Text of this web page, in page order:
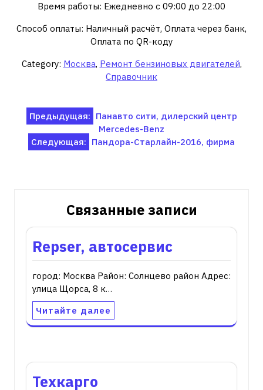
Время работы: Ежедневно с 09:00 до 22:00
Способ оплаты: Наличный расчёт, Оплата через банк,
Оплата по QR-коду
Category: Москва, Ремонт бензиновых двигателей,
Справочник
Навигация
по
записям
Предыдущая: Панавто сити, дилерский центр
Mercedes-Benz
Следующая: Пандора-Старлайн-2016, фирма
Связанные записи
Repser, автосервис
город: Москва Район: Солнцево район Адрес:
улица Щорса, 8 к…
Читайте далее
Техкарго